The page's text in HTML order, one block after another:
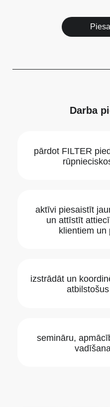
Darba
pārdot FILTER
aktīvi piesaistīt
un attīstīt
klientiem un
izstrādāt un
semināru,